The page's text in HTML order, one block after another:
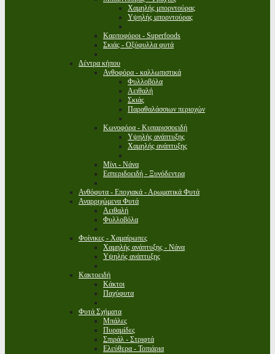
Χαμηλής μπορντούρας
Υψηλής μπορντούρας
Καρποφόροι - Superfoods
Σκιάς - Οξύφυλλα φυτά
Δέντρα κήπου
Ανθοφόρα - καλλωπιστικά
Φυλλοβόλα
Αειθαλή
Σκιάς
Παραθαλάσσιων περιοχών
Κωνοφόρα - Κυπαρισσοειδή
Υψηλής ανάπτυξης
Χαμηλής ανάπτυξης
Μίνι - Νάνα
Εσπεριδοειδή - Ξυνόδεντρα
Ανθόφυτα - Εποχιακά - Αρωματικά Φυτά
Αναρριχώμενα Φυτά
Αειθαλή
Φυλλοβόλα
Φοίνικες - Χαμαίρωπες
Χαμηλής ανάπτυξης - Νάνα
Υψηλής ανάπτυξης
Κακτοειδή
Κάκτοι
Παχύφυτα
Φυτά Σχήματα
Μπάλες
Πυραμίδες
Σπιράλ - Στριφτά
Ελεύθερα - Τοπιάρια